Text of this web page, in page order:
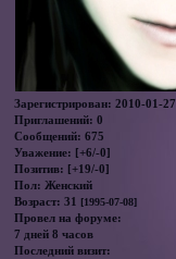
Зарегистрирован: 2010-01-27
Приглашений: 0
Сообщений: 675
Уважение: [+6/-0]
Позитив: [+19/-0]
Пол: Женский
Возраст: 31 [1995-07-08]
Провел на форуме:
7 дней 8 часов
Последний визит: